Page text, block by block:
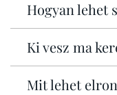
Hogyan lehet
Ki vesz ma
Mit lehet